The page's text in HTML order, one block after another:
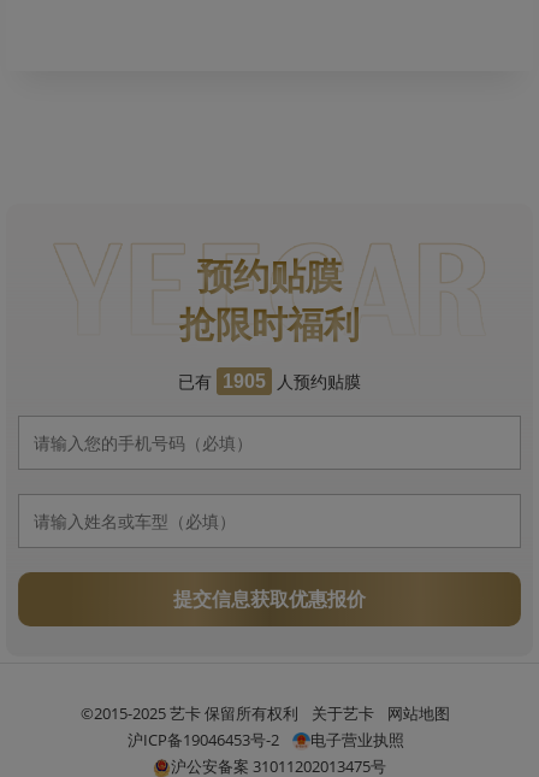
预约贴膜
抢限时福利
已有 1905 人预约贴膜
提交信息获取优惠报价
©2015-2025 艺卡 保留所有权利 关于艺卡
网站地图
沪ICP备19046453号-2
电子营业执照
沪公安备案 31011202013475号